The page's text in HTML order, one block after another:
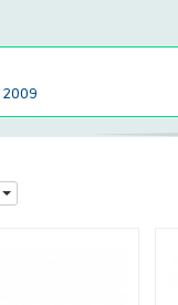
2009